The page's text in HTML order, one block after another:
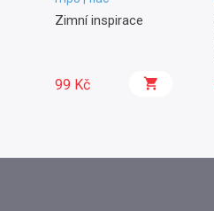
Zimní inspirace
99 Kč